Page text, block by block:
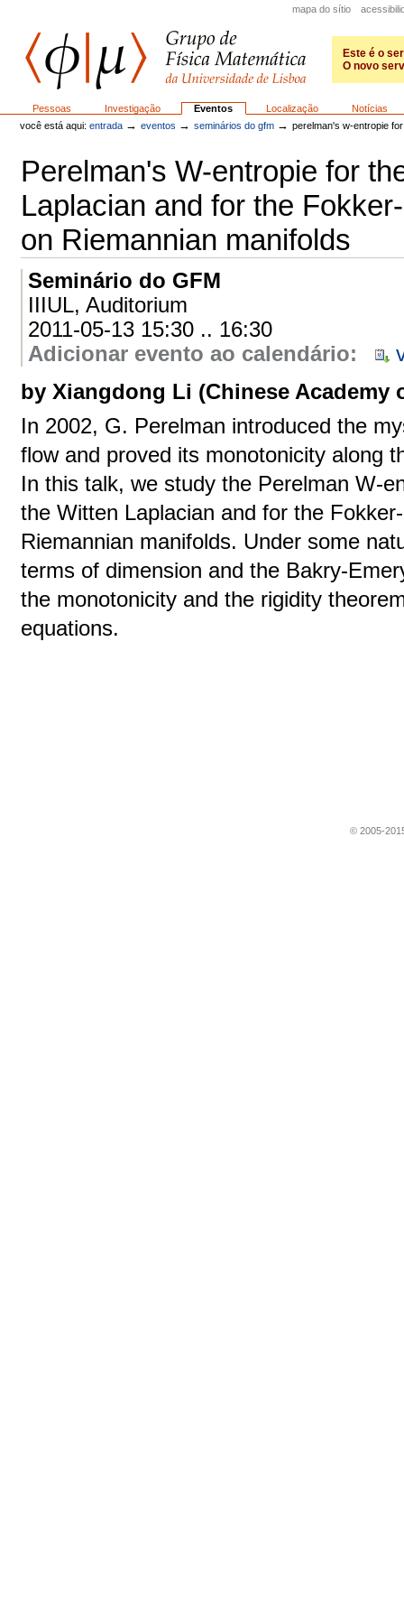
conteúdo.
navegação
mapa do sítio
GFM
Este é o
O novo
SecçõesPessoas Investigação Eventos Localização
Notícias
você está aqui: entrada →eventos →seminários do gfm →perelman's w-entropie
Perelman's W-entropie for
Laplacian and for the
on Riemannian manifolds
Seminário do GFM
IIIUL, Auditorium
2011-05-13 15:30 .. 16:30
Adicionar evento ao calendário:
by Xiangdong Li (Chinese Academy
In 2002, G. Perelman introduced the
flow and proved its monotonicity along
In this talk, we study the Perelman W-
the Witten Laplacian and for the
Riemannian manifolds. Under some
terms of dimension and the Bakry-
the monotonicity and the rigidity
equations.
© 2005-